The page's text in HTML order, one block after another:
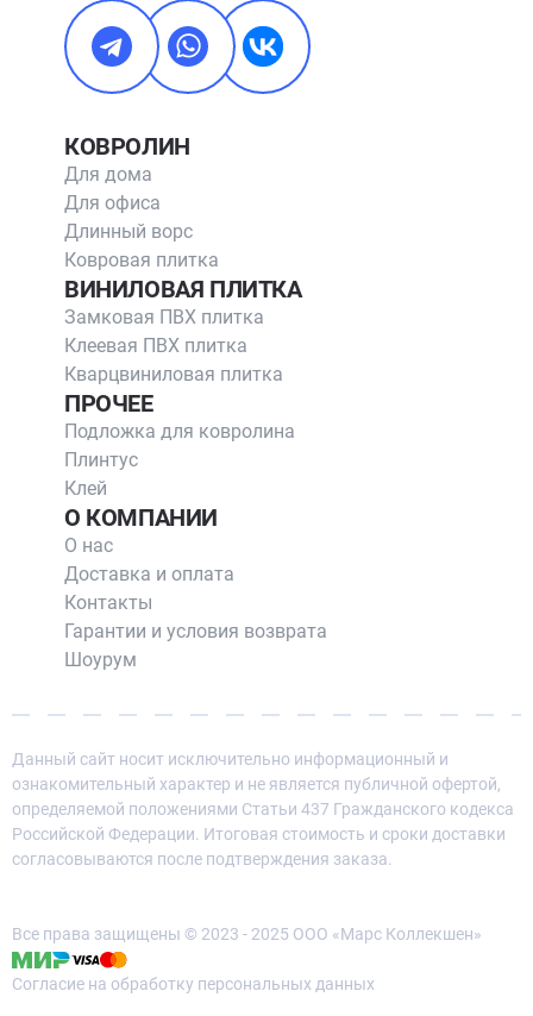
КОВРОЛИН
Для дома
Для офиса
Длинный ворс
Ковровая плитка
ВИНИЛОВАЯ ПЛИТКА
Замковая ПВХ плитка
Клеевая ПВХ плитка
Кварцвиниловая плитка
ПРОЧЕЕ
Подложка для ковролина
Плинтус
Клей
О КОМПАНИИ
О нас
Доставка и оплата
Контакты
Гарантии и условия возврата
Шоурум
Данный сайт носит исключительно информационный и
ознакомительный характер и не является публичной офертой,
определяемой положениями Статьи 437 Гражданского кодекса
Российской Федерации. Итоговая стоимость и сроки доставки
согласовываются после подтверждения заказа.
Все права защищены © 2023 - 2025 ООО «Марс Коллекшен»
Согласие на обработку персональных данных